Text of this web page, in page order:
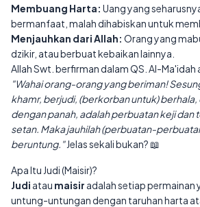
Membuang Harta: Uang yang
bermanfaat, malah dihabiskan untuk
Menjauhkan dari Allah: Orang yang
dzikir, atau berbuat kebaikan lainnya.
Allah Swt. berfirman dalam QS. Al-Ma'idah
"Wahai orang-orang yang beriman!
khamr, berjudi, (berkorban untuk)
dengan panah, adalah perbuatan keji dan
setan. Maka jauhilah (perbuatan-
beruntung."Jelas sekali bukan? 📖
Apa Itu Judi (Maisir)?
Judi atau maisir adalah setiap permainan
untung-untungan dengan taruhan harta